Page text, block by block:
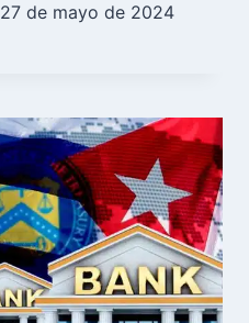
27 de mayo de 2024